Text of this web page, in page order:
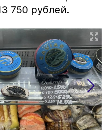
750 рублей.